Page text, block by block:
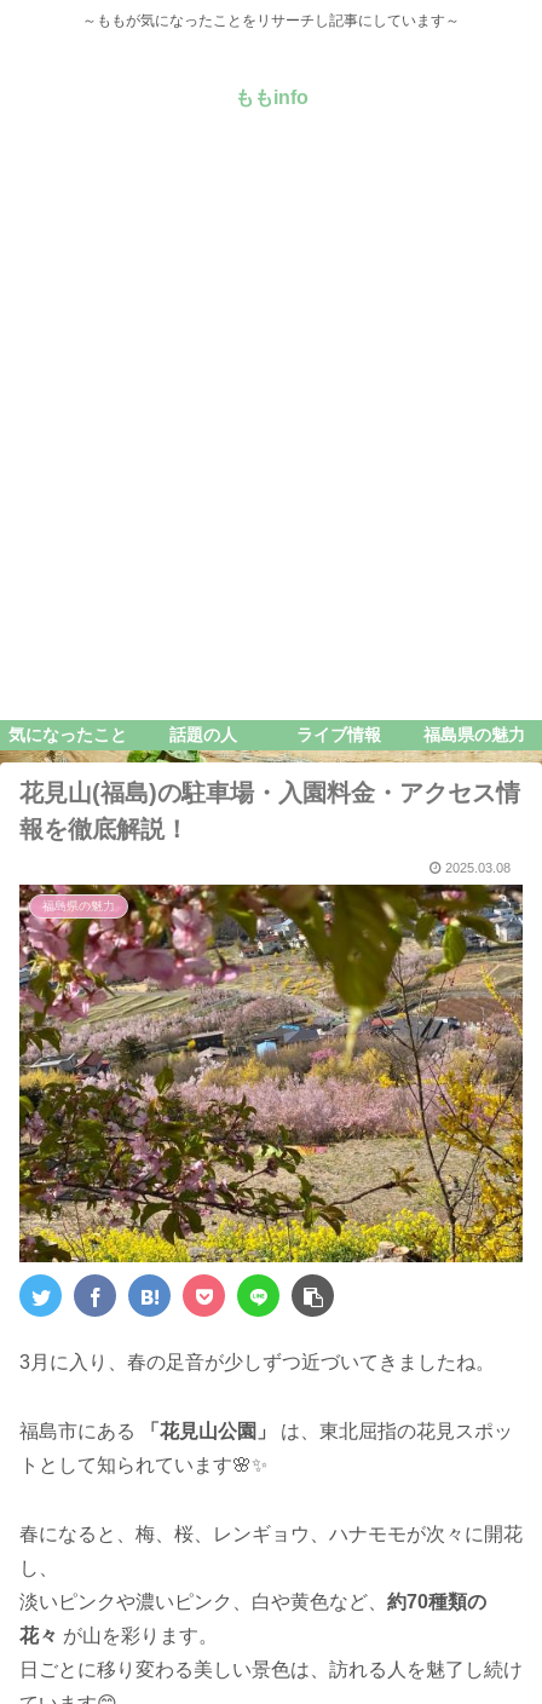
～ももが気になったことをリサーチし記事にしています～
ももinfo
気になったこと 話題の人 ライブ情報 福島県の魅力
花見山(福島)の駐車場・入園料金・アクセス情
報を徹底解説！
2025.03.08
福島県の魅力
3月に入り、春の足音が少しずつ近づいてきましたね。
福島市にある 「花見山公園」
は、東北屈指の花見スポッ
トとして知られています🌸✨
春になると、梅、桜、レンギョウ、ハナモモが次々に開花
し、
淡いピンクや濃いピンク、白や黄色など、 約70種類の
花々 が山を彩ります。
日ごとに移り変わる美しい景色は、訪れる人を魅了し続け